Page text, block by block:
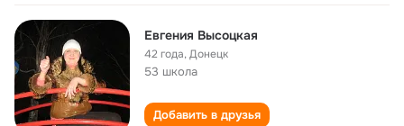
Евгения Высоцкая
42 года,Донецк
53 школа
Добавить в друзья